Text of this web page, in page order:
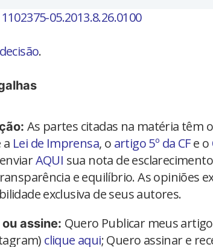
1102375-05.2013.8.26.0100
decisão.
As partes citadas na matéria têm
a Lei de Imprensa, o artigo 5º da CFe o
AQUI sua nota de
e equilíbrio. As opiniões
exclusiva de seus autores.
assine: Quero Publicar meus
clique aqui; Quero assinar e